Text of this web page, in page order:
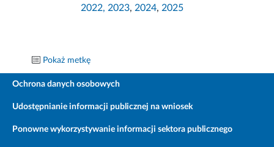
2022, 2023, 2024, 2025
Pokaż metkę
Ochrona danych osobowych
Udostępnianie informacji publicznej na wniosek
Ponowne wykorzystywanie informacji sektora publicznego